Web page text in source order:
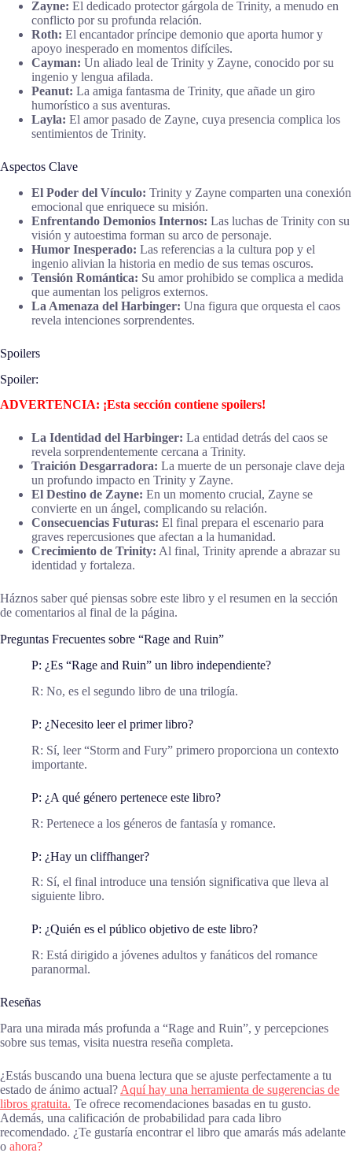
Zayne: El dedicado protector gárgola de Trinity, a menudo en
conflicto por su profunda relación.
Roth: El encantador príncipe demonio que aporta humor y
apoyo inesperado en momentos difíciles.
Cayman: Un aliado leal de Trinity y Zayne, conocido por su
ingenio y lengua afilada.
Peanut: La amiga fantasma de Trinity, que añade un giro
humorístico a sus aventuras.
Layla: El amor pasado de Zayne, cuya presencia complica los
sentimientos de Trinity.
Aspectos Clave
El Poder del Vínculo: Trinity y Zayne comparten una conexión
emocional que enriquece su misión.
Enfrentando Demonios Internos: Las luchas de Trinity con su
visión y autoestima forman su arco de personaje.
Humor Inesperado: Las referencias a la cultura pop y el
ingenio alivian la historia en medio de sus temas oscuros.
Tensión Romántica: Su amor prohibido se complica a medida
que aumentan los peligros externos.
La Amenaza del Harbinger: Una figura que orquesta el caos
revela intenciones sorprendentes.
Spoilers
Spoiler:
ADVERTENCIA: ¡Esta sección contiene spoilers!
La Identidad del Harbinger: La entidad detrás del caos se
revela sorprendentemente cercana a Trinity.
Traición Desgarradora: La muerte de un personaje clave deja
un profundo impacto en Trinity y Zayne.
El Destino de Zayne: En un momento crucial, Zayne se
convierte en un ángel, complicando su relación.
Consecuencias Futuras: El final prepara el escenario para
graves repercusiones que afectan a la humanidad.
Crecimiento de Trinity: Al final, Trinity aprende a abrazar su
identidad y fortaleza.
Háznos saber qué piensas sobre este libro y el resumen en la sección
de comentarios al final de la página.
Preguntas Frecuentes sobre “Rage and Ruin”
P: ¿Es “Rage and Ruin” un libro independiente?
R: No, es el segundo libro de una trilogía.
P: ¿Necesito leer el primer libro?
R: Sí, leer “Storm and Fury” primero proporciona un contexto
importante.
P: ¿A qué género pertenece este libro?
R: Pertenece a los géneros de fantasía y romance.
P: ¿Hay un cliffhanger?
R: Sí, el final introduce una tensión significativa que lleva al
siguiente libro.
P: ¿Quién es el público objetivo de este libro?
R: Está dirigido a jóvenes adultos y fanáticos del romance
paranormal.
Reseñas
Para una mirada más profunda a “Rage and Ruin”, y percepciones
sobre sus temas, visita nuestra reseña completa.
¿Estás buscando una buena lectura que se ajuste perfectamente a tu
estado de ánimo actual? Aquí hay una herramienta de sugerencias de
libros gratuita. Te ofrece recomendaciones basadas en tu gusto.
Además, una calificación de probabilidad para cada libro
recomendado. ¿Te gustaría encontrar el libro que amarás más adelante
o ahora?